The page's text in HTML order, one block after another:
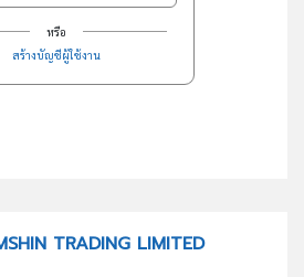
หรือ
สร้างบัญชีผู้ใช้งาน
TRADING LIMITED